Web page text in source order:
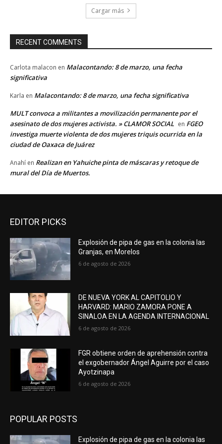
Cargar más
RECENT COMMENTS
Carlota malacon en Malacontando: 8 de marzo, una fecha
significativa
Karla en Malacontando: 8 de marzo, una fecha significativa
MULT convoca a militantes a movilización permanente por el
asesinato de dos mujeres activista. » CLAMOR SOCIAL en FGEO
investiga muerte violenta de dos mujeres triquis ocurrida en la
ciudad de Oaxaca de Juárez
Anahí en Realizan en Yahuiche pinta de máscaras y retoque de
mural del Día de Muertos.
EDITOR PICKS
Explosión de pipa de gas en la colonia las
Granjas, en Morelos
6 de agosto de 2026
DE NUEVA YORK AL CAPITOLIO Y
HARVARD: MARIO ZAMORA PONE A
SINALOA EN LA AGENDA INTERNACIONAL
6 de agosto de 2026
FGR obtiene orden de aprehensión contra
el exgobernador Ángel Aguirre por el caso
Ayotzinapa
6 de agosto de 2026
POPULAR POSTS
Explosión de pipa de gas en la colonia las